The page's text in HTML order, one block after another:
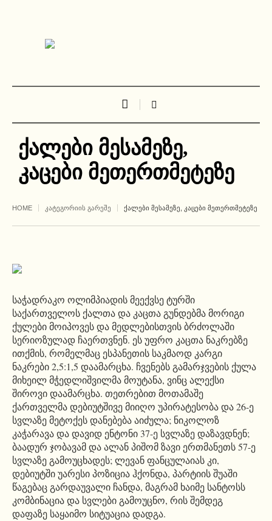
ქალები მესამეზე,
კაცები მეთერთმეტეზე
HOME ᲙᲐᲢᲔᲒᲝᲠᲘᲘᲡ ᲒᲐᲠᲔᲨᲔ ᲥᲐᲚᲔᲑᲘ ᲛᲔᲡᲐᲛᲔᲖᲔ, ᲙᲐᲪᲔᲑᲘ ᲛᲔᲗᲔᲠᲗᲛᲔᲢᲔᲖᲔ
საჭადრაკო ოლიმპიადის მეექვსე ტურში
საქართველოს ქალთა და კაცთა გუნდებმა მორიგი
ქულები მოიპოვეს და მედლებისთვის ბრძოლაში
სერიოზულად ჩაერთვნენ. ეს უფრო კაცთა ნაკრებზე
ითქმის, რომელმაც ესპანეთის საკმაოდ კარგი
ნაკრები 2,5:1,5 დაამარცხა. ჩვენებს გამარჯვების ქულა
მიხეილ მჭედლიშვილმა მოუტანა, ვინც ალექსი
შიროვი დაამარცხა. თეთრებით მოთამაშე
ქართველმა დებიუტშივე მიიღო უპირატესობა და 26-ე
სვლაზე მეტოქეს დანებება აიძულა; ნიკოლოზ
კაჭარავა და დავიდ ენტონი 37-ე სვლაზე დაზავდნენ;
ბაადურ ჯობავამ და ალან პიშომ ზავი ერთმანეთს 57-ე
სვლაზე გამოუცხადეს; ლევან ფანცულაიას კი,
დებიუტში უარესი პოზიცია ჰქონდა, პარტიის შუაში
წაგებაც გარდაუვალი ჩანდა, მაგრამ ხაიმე სანტოსს
კომბინაცია და სვლები გამოუცნო, რის შემდეგ
დაფაზე საყაიმო სიტუაცია დადგა.